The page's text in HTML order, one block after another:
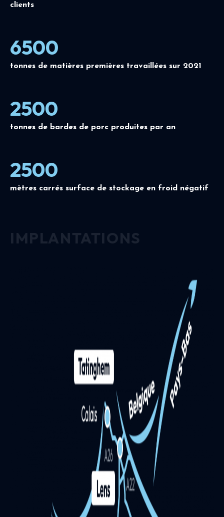
clients
6500
tonnes de matières premières travaillées sur 2021
2500
tonnes de bardes de porc produites par an
2500
mètres carrés surface de stockage en froid négatif
IMPLANTATIONS